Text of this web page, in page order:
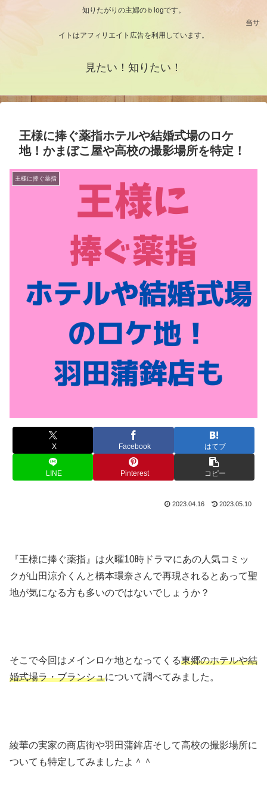
知りたがりの主婦のｂlogです。
当サ
イトはアフィリエイト広告を利用しています。
見たい！知りたい！
王様に捧ぐ薬指ホテルや結婚式場のロケ
地！かまぼこ屋や高校の撮影場所を特定！
王様に捧ぐ薬指
X Facebook はてブ
LINE Pinterest コピー
2023.04.16 2023.05.10
『王様に捧ぐ薬指』は火曜10時ドラマにあの人気コミッ
クが山田涼介くんと橋本環奈さんで再現されるとあって聖
地が気になる方も多いのではないでしょうか？
そこで今回はメインロケ地となってくる東郷のホテルや結
婚式場ラ・ブランシュについて調べてみました。
綾華の実家の商店街や羽田蒲鉾店そして高校の撮影場所に
ついても特定してみましたよ＾＾